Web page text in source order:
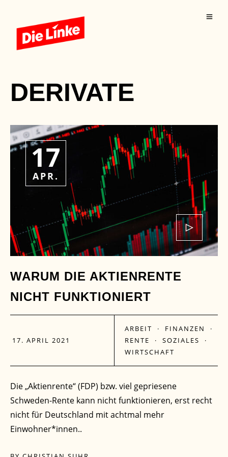
DERIVATE
17
APR.
WARUM DIE AKTIENRENTE
NICHT FUNKTIONIERT
17. APRIL 2021
ARBEIT · FINANZEN
·
RENTE · SOZIALES ·
WIRTSCHAFT
Die „Aktienrente“ (FDP) bzw. viel gepriesene
Schweden-Rente kann nicht funktionieren, erst recht
nicht für Deutschland mit achtmal mehr
Einwohner*innen..